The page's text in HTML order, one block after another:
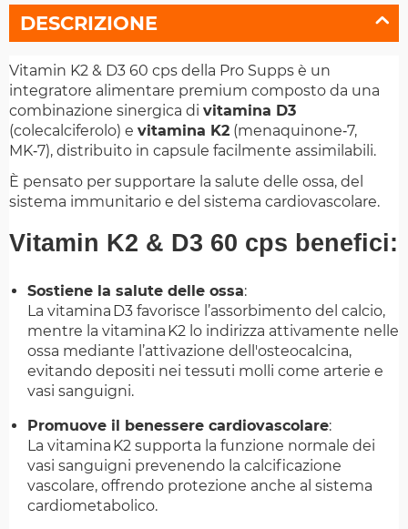
DESCRIZIONE
Vitamin K2 & D3 60 cps della Pro Supps è un
integratore alimentare premium composto da una
combinazione sinergica di vitamina D3
(colecalciferolo) e vitamina K2 (menaquinone‑7,
MK‑7), distribuito in capsule facilmente assimilabili.
È pensato per supportare la salute delle ossa, del
sistema immunitario e del sistema cardiovascolare.
Vitamin K2 & D3 60 cps benefici:
Sostiene la salute delle ossa:
La vitamina D3 favorisce l’assorbimento del calcio,
mentre la vitamina K2 lo indirizza attivamente nelle
ossa mediante l’attivazione dell'osteocalcina,
evitando depositi nei tessuti molli come arterie e
vasi sanguigni.
Promuove il benessere cardiovascolare:
La vitamina K2 supporta la funzione normale dei
vasi sanguigni prevenendo la calcificazione
vascolare, offrendo protezione anche al sistema
cardiometabolico.